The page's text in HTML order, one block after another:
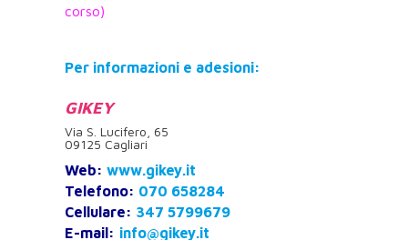
corso)
Per informazioni e adesioni:
GIKEY
Via S. Lucifero, 65
09125 Cagliari
Web: www.gikey.it
Telefono: 070 658284
Cellulare: 347 5799679
E-mail: info@gikey.it